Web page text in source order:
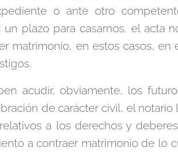
o ante otro
plazo para casarnos, el acta
matrimonio, en estos casos, en
acudir, obviamente, los
de carácter civil, el notario
a los derechos y
a contraer matrimonio de lo